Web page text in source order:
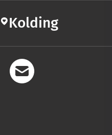
Kolding